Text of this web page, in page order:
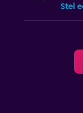
Stel